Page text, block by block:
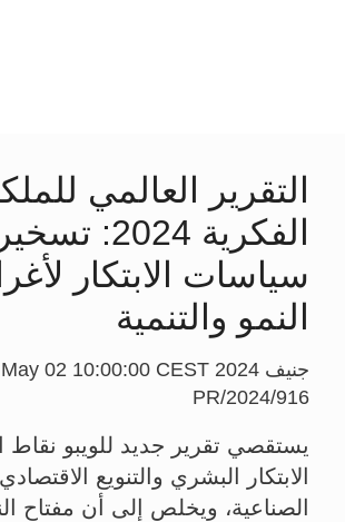
التقرير العالمي
الفكرية 2024: تسخير
سياسات الابتكار
النمو والتنمية
جنيف Thu May 02 10:00:00 CEST 2024
PR/2024/916
يستقصي تقرير جديد للويبو نقاط
الابتكار البشري والتنويع
الصناعية، ويخلص إلى أن مفتاح